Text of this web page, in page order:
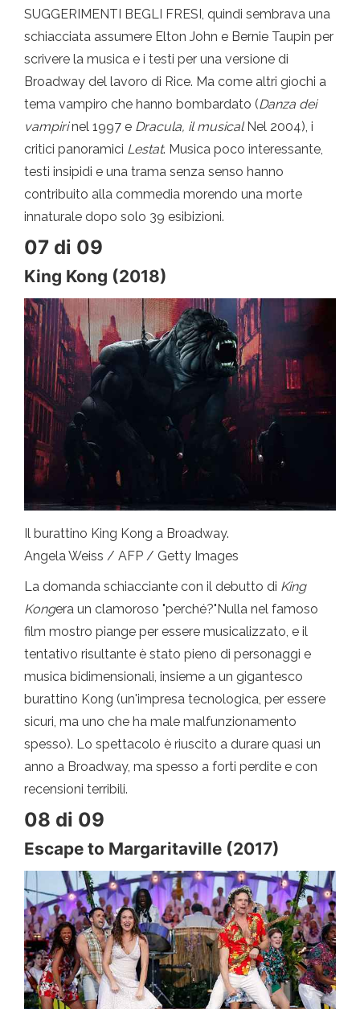
SUGGERIMENTI BEGLI FRESI, quindi sembrava una
schiacciata assumere Elton John e Bernie Taupin per
scrivere la musica e i testi per una versione di
Broadway del lavoro di Rice. Ma come altri giochi a
tema vampiro che hanno bombardato (Danza dei
vampirinel 1997 e Dracula, il musicalNel 2004), i
critici panoramici Lestat. Musica poco interessante,
testi insipidi e una trama senza senso hanno
contribuito alla commedia morendo una morte
innaturale dopo solo 39 esibizioni.
07 di 09
King Kong (2018)
Il burattino King Kong a Broadway.
Angela Weiss / AFP / Getty Images
La domanda schiacciante con il debutto di King
Kongera un clamoroso "perché?"Nulla nel famoso
film mostro piange per essere musicalizzato, e il
tentativo risultante è stato pieno di personaggi e
musica bidimensionali, insieme a un gigantesco
burattino Kong (un'impresa tecnologica, per essere
sicuri, ma uno che ha male malfunzionamento
spesso). Lo spettacolo è riuscito a durare quasi un
anno a Broadway, ma spesso a forti perdite e con
recensioni terribili.
08 di 09
Escape to Margaritaville (2017)